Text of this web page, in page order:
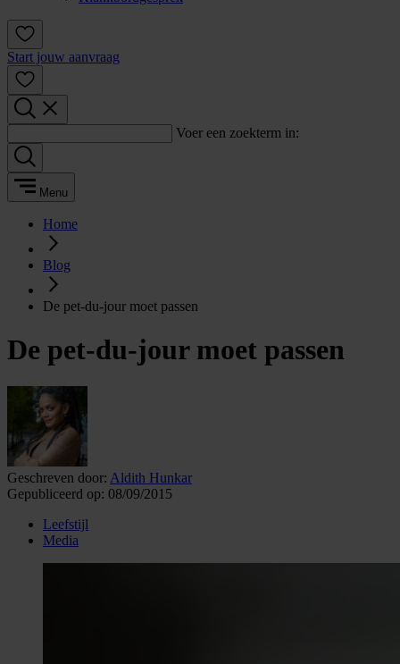
Start jouw aanvraag
Voer een zoekterm in:
Menu
Home
Blog
De pet-du-jour moet passen
De pet-du-jour moet passen
Geschreven door: Aldith Hunkar
Gepubliceerd op: 08/09/2015
Leefstijl
Media